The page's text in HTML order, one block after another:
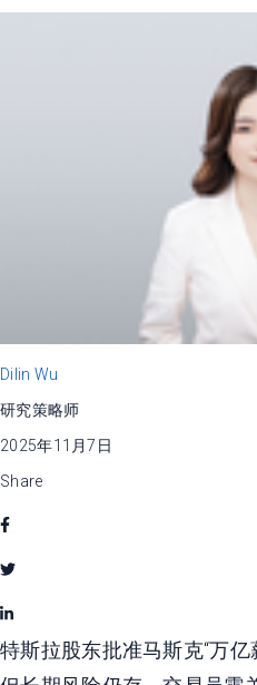
Dilin Wu
研究策略师
2025年11月7日
Share
特斯拉股东批准马斯克“万亿